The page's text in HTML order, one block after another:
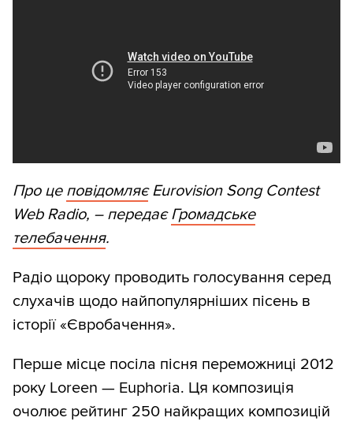
Про це повідомляєEurovision Song Contest
Web Radio, – передає Громадське
телебачення.
Радіо щороку проводить голосування серед
слухачів щодо найпопулярніших пісень в
історії «Євробачення».
Перше місце посіла пісня переможниці 2012
року Loreen — Euphoria. Ця композиція
очолює рейтинг 250 найкращих композицій